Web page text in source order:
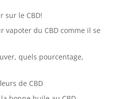
sur le CBD!
vapoter du CBD comme il se
quels pourcentage,
de CBD